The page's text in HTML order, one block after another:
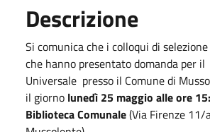
Descrizione
Si comunica che i colloqui di
che hanno presentato domanda per
Universale presso il Comune di
il giorno lunedì 25 maggio alle ore
Biblioteca Comunale(Via Firenze